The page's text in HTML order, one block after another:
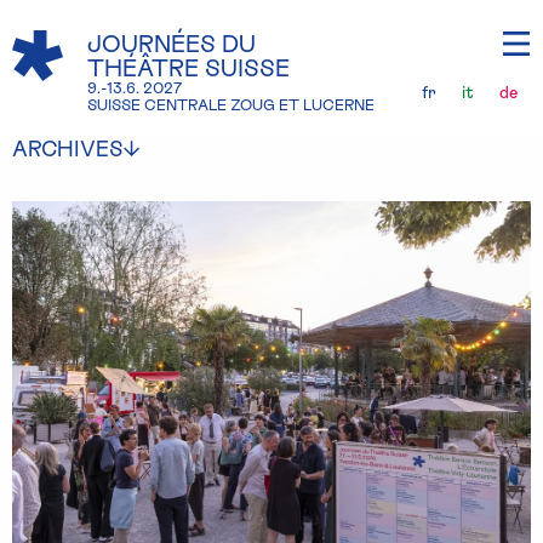
JOURNÉES DU
THÉÂTRE SUISSE
9.-13.6. 2027
SUISSE CENTRALE ZOUG ET LUCERNE
fr it de
ARCHIVES